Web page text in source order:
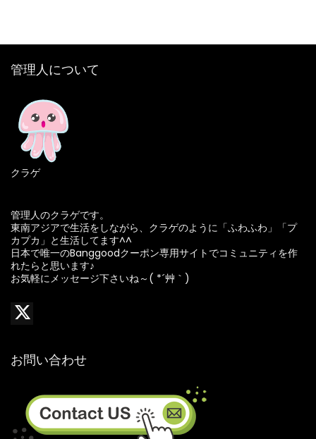
管理人について
クラゲ
管理人のクラゲです。
東南アジアで生活をしながら、クラゲのように「ふわふわ」「プ
カプカ」と生活してます^^
日本で唯一のBanggoodクーポン専用サイトでコミュニティを作
れたらと思います♪
お気軽にメッセージ下さいね～( *´艸｀)
お問い合わせ